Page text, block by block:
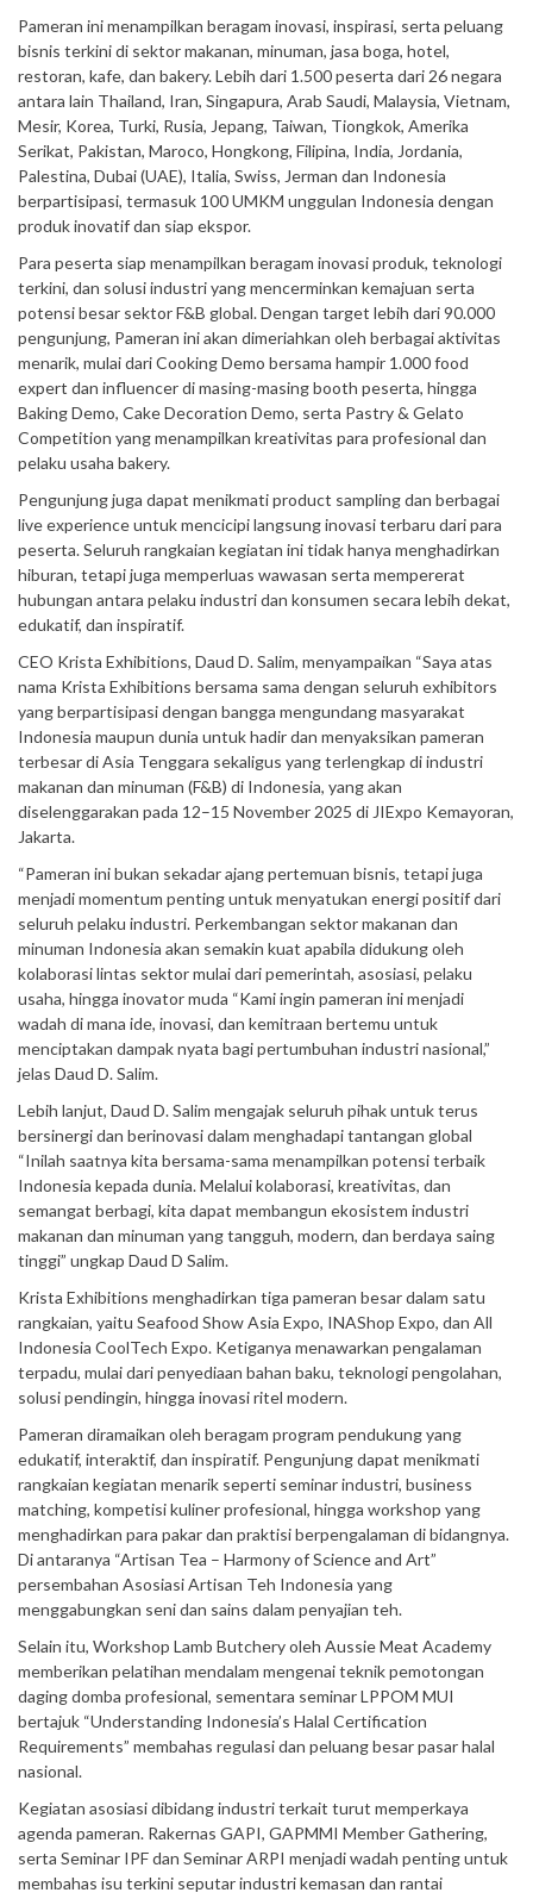
Pameran ini menampilkan beragam inovasi, inspirasi, serta peluang
bisnis terkini di sektor makanan, minuman, jasa boga, hotel,
restoran, kafe, dan bakery. Lebih dari 1.500 peserta dari 26 negara
antara lain Thailand, Iran, Singapura, Arab Saudi, Malaysia, Vietnam,
Mesir, Korea, Turki, Rusia, Jepang, Taiwan, Tiongkok, Amerika
Serikat, Pakistan, Maroco, Hongkong, Filipina, India, Jordania,
Palestina, Dubai (UAE), Italia, Swiss, Jerman dan Indonesia
berpartisipasi, termasuk 100 UMKM unggulan Indonesia dengan
produk inovatif dan siap ekspor.
Para peserta siap menampilkan beragam inovasi produk, teknologi
terkini, dan solusi industri yang mencerminkan kemajuan serta
potensi besar sektor F&B global. Dengan target lebih dari 90.000
pengunjung, Pameran ini akan dimeriahkan oleh berbagai aktivitas
menarik, mulai dari Cooking Demo bersama hampir 1.000 food
expert dan influencer di masing-masing booth peserta, hingga
Baking Demo, Cake Decoration Demo, serta Pastry & Gelato
Competition yang menampilkan kreativitas para profesional dan
pelaku usaha bakery.
Pengunjung juga dapat menikmati product sampling dan berbagai
live experience untuk mencicipi langsung inovasi terbaru dari para
peserta. Seluruh rangkaian kegiatan ini tidak hanya menghadirkan
hiburan, tetapi juga memperluas wawasan serta mempererat
hubungan antara pelaku industri dan konsumen secara lebih dekat,
edukatif, dan inspiratif.
CEO Krista Exhibitions, Daud D. Salim, menyampaikan “Saya atas
nama Krista Exhibitions bersama sama dengan seluruh exhibitors
yang berpartisipasi dengan bangga mengundang masyarakat
Indonesia maupun dunia untuk hadir dan menyaksikan pameran
terbesar di Asia Tenggara sekaligus yang terlengkap di industri
makanan dan minuman (F&B) di Indonesia, yang akan
diselenggarakan pada 12–15 November 2025 di JIExpo Kemayoran,
Jakarta.
“Pameran ini bukan sekadar ajang pertemuan bisnis, tetapi juga
menjadi momentum penting untuk menyatukan energi positif dari
seluruh pelaku industri. Perkembangan sektor makanan dan
minuman Indonesia akan semakin kuat apabila didukung oleh
kolaborasi lintas sektor mulai dari pemerintah, asosiasi, pelaku
usaha, hingga inovator muda “Kami ingin pameran ini menjadi
wadah di mana ide, inovasi, dan kemitraan bertemu untuk
menciptakan dampak nyata bagi pertumbuhan industri nasional,”
jelas Daud D. Salim.
Lebih lanjut, Daud D. Salim mengajak seluruh pihak untuk terus
bersinergi dan berinovasi dalam menghadapi tantangan global
“Inilah saatnya kita bersama-sama menampilkan potensi terbaik
Indonesia kepada dunia. Melalui kolaborasi, kreativitas, dan
semangat berbagi, kita dapat membangun ekosistem industri
makanan dan minuman yang tangguh, modern, dan berdaya saing
tinggi” ungkap Daud D Salim.
Krista Exhibitions menghadirkan tiga pameran besar dalam satu
rangkaian, yaitu Seafood Show Asia Expo, INAShop Expo, dan All
Indonesia CoolTech Expo. Ketiganya menawarkan pengalaman
terpadu, mulai dari penyediaan bahan baku, teknologi pengolahan,
solusi pendingin, hingga inovasi ritel modern.
Pameran diramaikan oleh beragam program pendukung yang
edukatif, interaktif, dan inspiratif. Pengunjung dapat menikmati
rangkaian kegiatan menarik seperti seminar industri, business
matching, kompetisi kuliner profesional, hingga workshop yang
menghadirkan para pakar dan praktisi berpengalaman di bidangnya.
Di antaranya “Artisan Tea – Harmony of Science and Art”
persembahan Asosiasi Artisan Teh Indonesia yang
menggabungkan seni dan sains dalam penyajian teh.
Selain itu, Workshop Lamb Butchery oleh Aussie Meat Academy
memberikan pelatihan mendalam mengenai teknik pemotongan
daging domba profesional, sementara seminar LPPOM MUI
bertajuk “Understanding Indonesia’s Halal Certification
Requirements” membahas regulasi dan peluang besar pasar halal
nasional.
Kegiatan asosiasi dibidang industri terkait turut memperkaya
agenda pameran. Rakernas GAPI, GAPMMI Member Gathering,
serta Seminar IPF dan Seminar ARPI menjadi wadah penting untuk
membahas isu terkini seputar industri kemasan dan rantai